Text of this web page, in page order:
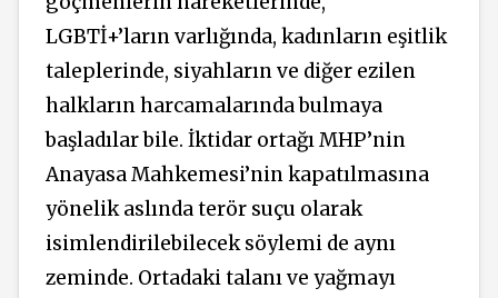
LGBTİ+’ların varlığında, kadınların eşitlik
taleplerinde, siyahların ve diğer ezilen
halkların harcamalarında bulmaya
başladılar bile. İktidar ortağı MHP’nin
Anayasa Mahkemesi’nin kapatılmasına
yönelik aslında terör suçu olarak
isimlendirilebilecek söylemi de aynı
zeminde. Ortadaki talanı ve yağmayı